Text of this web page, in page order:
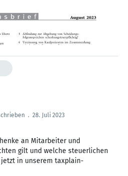
. 28. Juli 2023
an Mitarbeiter und
gilt und welche steuerlichen
in unserem taxplain-